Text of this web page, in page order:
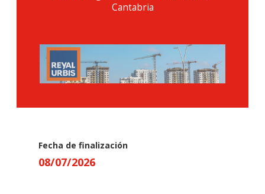
Cantabria
Fecha de finalización
08/07/2026